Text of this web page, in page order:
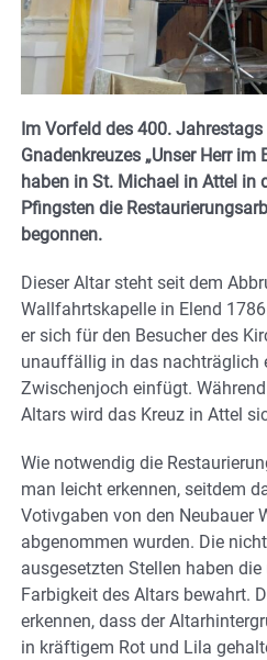
Im Vorfeld des 400.
Gnadenkreuzes „Unser Herr im
haben in St. Michael in Attel in
Pfingsten die
begonnen.
Dieser Altar steht seit dem
Wallfahrtskapelle in Elend
er sich für den Besucher des
unauffällig in das nachträglich
Zwischenjoch einfügt.
Altars wird das Kreuz in Attel
Wie notwendig die
man leicht erkennen, seitdem
Votivgaben von den Neubauer
abgenommen wurden. Die
ausgesetzten Stellen haben
Farbigkeit des Altars bewahrt.
erkennen, dass der
in kräftigem Rot und Lila